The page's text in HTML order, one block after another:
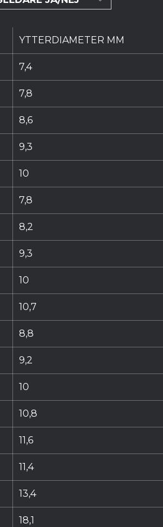
YTTERDIAMETER MM
7,4
7,8
8,6
9,3
10
7,8
8,2
9,3
10
10,7
8,8
9,2
10
10,8
11,6
11,4
13,4
18,1